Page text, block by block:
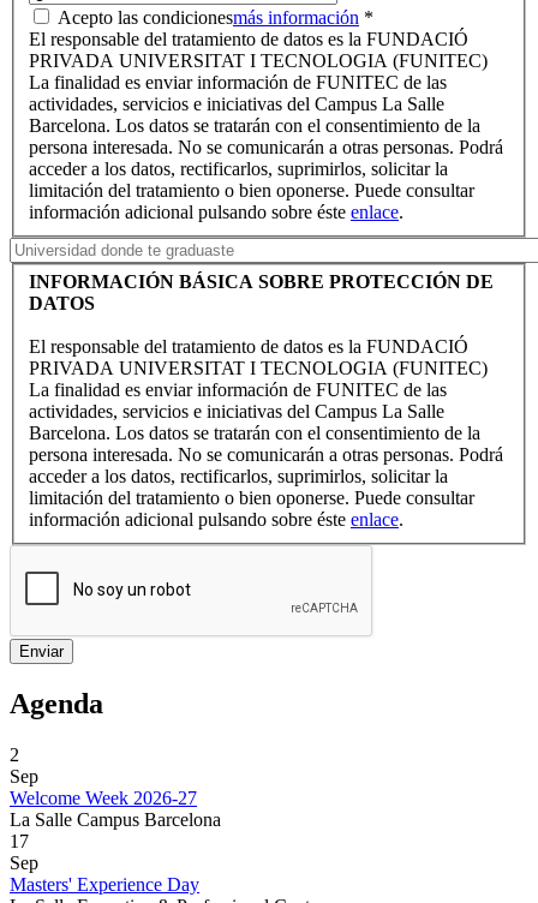
Acepto las condicionesmás información *
El responsable del tratamiento de datos es la FUNDACIÓ
PRIVADA UNIVERSITAT I TECNOLOGIA (FUNITEC)
La finalidad es enviar información de FUNITEC de las
actividades, servicios e iniciativas del Campus La Salle
Barcelona. Los datos se tratarán con el consentimiento de la
persona interesada. No se comunicarán a otras personas. Podrá
acceder a los datos, rectificarlos, suprimirlos, solicitar la
limitación del tratamiento o bien oponerse. Puede consultar
información adicional pulsando sobre éste enlace.
INFORMACIÓN BÁSICA SOBRE PROTECCIÓN DE
DATOS
El responsable del tratamiento de datos es la FUNDACIÓ
PRIVADA UNIVERSITAT I TECNOLOGIA (FUNITEC)
La finalidad es enviar información de FUNITEC de las
actividades, servicios e iniciativas del Campus La Salle
Barcelona. Los datos se tratarán con el consentimiento de la
persona interesada. No se comunicarán a otras personas. Podrá
acceder a los datos, rectificarlos, suprimirlos, solicitar la
limitación del tratamiento o bien oponerse. Puede consultar
información adicional pulsando sobre éste enlace.
Agenda
2
Sep
Welcome Week 2026-27
La Salle Campus Barcelona
17
Sep
Masters' Experience Day